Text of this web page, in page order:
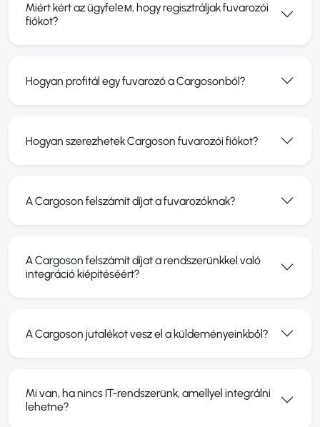
Miért kért az ügyfelем, hogy regisztráljak fuvarozói
fiókot?
Hogyan profitál egy fuvarozó a Cargosonból?
Hogyan szerezhetek Cargoson fuvarozói fiókot?
A Cargoson felszámít díjat a fuvarozóknak?
A Cargoson felszámít díjat a rendszerünkkel való
integráció kiépítéséért?
A Cargoson jutalékot vesz el a küldeményeinkből?
Mi van, ha nincs IT-rendszerünk, amellyel integrálni
lehetne?